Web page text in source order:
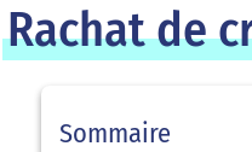
Rachat de
Sommaire